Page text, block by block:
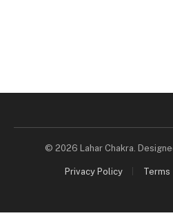
© 2026 Lahar Chakra.
Privacy Policy Terms